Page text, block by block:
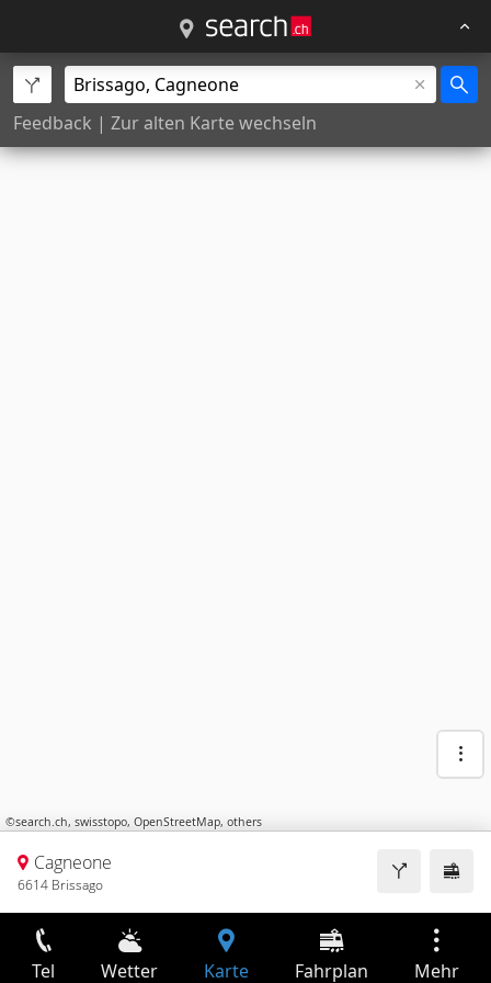
Feedback | Zur alten Karte wechseln
©search.ch, swisstopo, OpenStreetMap, others
Cagneone
6614 Brissago
Tel Wetter Karte Fahrplan Mehr